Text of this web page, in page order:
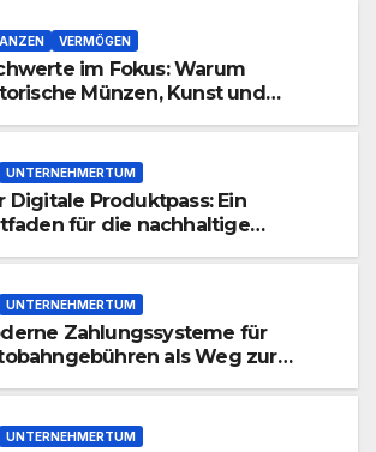
VERMÖGEN
im Fokus: Warum
Münzen, Kunst und
UNTERNEHMERTUM
Digitale Produktpass: Ein
für die nachhaltige
UNTERNEHMERTUM
Zahlungssysteme für
als Weg zur
UNTERNEHMERTUM